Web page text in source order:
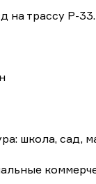
на трассу Р-33.
школа, сад,